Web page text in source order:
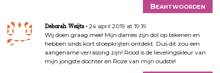
Beantwoorden
Deborah Weijts
24 april 2019 at 19:19
Wij doen graag mee! Mijn dames zijn dol op tekenen en
hebben sinds kort stoepkrijten ontdekt. Dus dit zou een
aangename verrassing zijn! Rood is de lievelingskleur van
mijn jongste dochter en Roze van mijn oudste!